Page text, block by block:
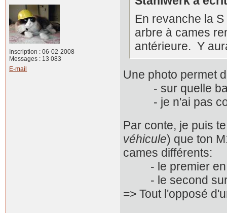
Inscription : 06-02-2008
Messages : 13 083
E-mail
En revanche la
arbre à cames
antérieure. Y
Une photo permet
- sur quelle
- je n'ai pas
Par conte, je puis
véhicule) que ton
cames différents:
- le premier en
- le second sur
=> Tout l'opposé